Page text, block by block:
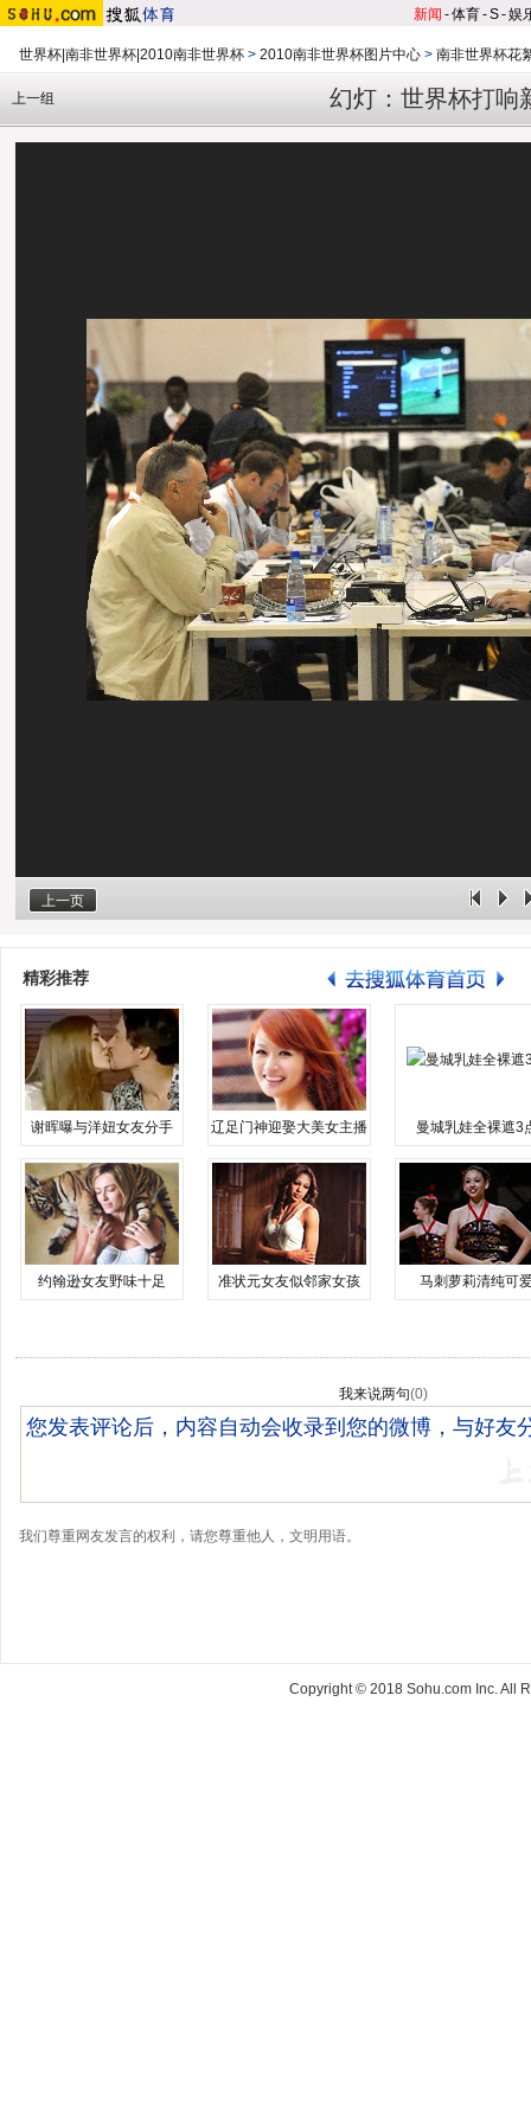
新闻 -体育-S-娱
世界杯|南非世界杯|2010南非世界杯 > 2010南非世界杯图片中心 > 南非世界杯花
幻灯：世界杯打响
上一组
上一页
精彩推荐
谢晖曝与洋妞女友分手 辽足门神迎娶大美女主播 曼城乳娃全裸遮3
约翰逊女友野味十足 准状元女友似邻家女孩 马刺萝莉清纯可
我来说两句(0)
我们尊重网友发言的权利，请您尊重他人，文明用语。
Copyright © 2018 Sohu.com Inc. All